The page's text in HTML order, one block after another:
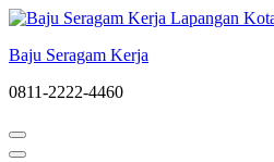
Lompat
konten
Enter)
Baju Seragam Kerja
0811-2222-4460